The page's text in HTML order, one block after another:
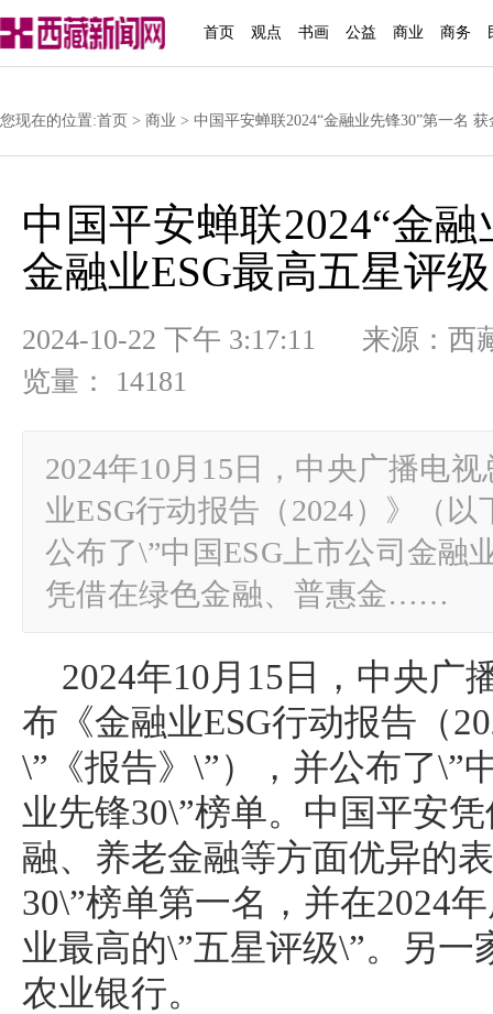
首页 观点 书画 公益 商业 商务
您现在的位置:首页 > 商业 > 中国平安蝉联2024“金融业先锋30”第一名
中国平安蝉联2024“金
金融业ESG最高五星评级
2024-10-22 下午 3:17:11 来源：
览量： 14181
2024年10月15日，中央广播电
业ESG行动报告（2024）》（
公布了\”中国ESG上市公司金融
凭借在绿色金融、普惠金……
2024年10月15日，中央广
布《金融业ESG行动报告（
\”《报告》\”），并公布了\”
业先锋30\”榜单。中国平安
融、养老金融等方面优异的
30\”榜单第一名，并在2024
业最高的\”五星评级\”。另一
农业银行。